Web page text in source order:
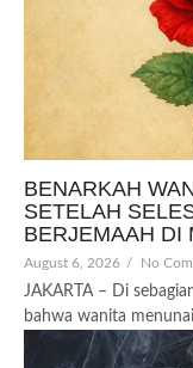
BENARKAH
SETELAH
BERJEMAAH DI
August 6, 2026 / No
JAKARTA – Di
bahwa wanita